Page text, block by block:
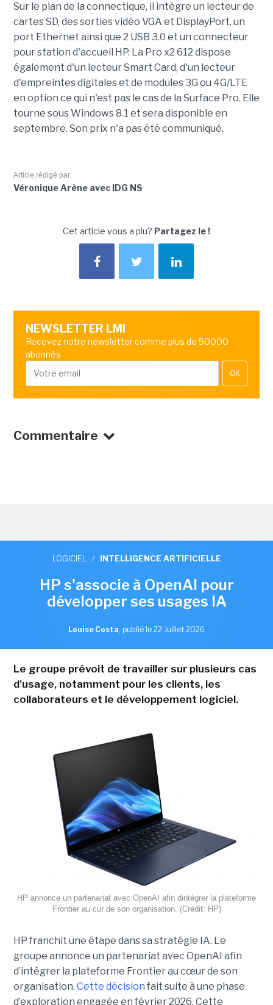
Sur le plan de la connectique, il intègre un lecteur de
cartes SD, des sorties vidéo VGA et DisplayPort, un
port Ethernet ainsi que 2 USB 3.0 et un connecteur
pour station d'accueil HP. La Pro x2 612 dispose
également d'un lecteur Smart Card, d'un lecteur
d'empreintes digitales et de modules 3G ou 4G/LTE
en option ce qui n'est pas le cas de la Surface Pro. Elle
tourne sous Windows 8.1 et sera disponible en
septembre. Son prix n'a pas été communiqué.
Article rédigé par
Véronique Arène avec IDG NS
Cet article vous a plu? Partagez le !
NEWSLETTER LMI
Recevez notre newsletter comme plus de 50000
abonnés
OK
Commentaire
LOGICIEL / INTELLIGENCE ARTIFICIELLE
HP s'associe à OpenAI pour
développer ses usages IA
Louise Costa, publié le 22 Juillet 2026
Le groupe prévoit de travailler sur plusieurs cas
d'usage, notamment pour les clients, les
collaborateurs et le développement logiciel.
HP annonce un partenariat avec OpenAI afin dintégrer la plateforme
Frontier au cur de son organisation. (Crédit: HP)
HP franchit une étape dans sa stratégie IA. Le
groupe annonce un partenariat avec OpenAI afin
d’intégrer la plateforme Frontier au cœur de son
organisation. Cette décision fait suite à une phase
d’exploration engagée en février 2026. Cette